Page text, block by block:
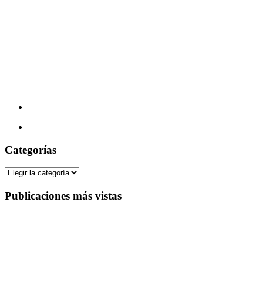
Categorías
Categorías
Publicaciones más vistas